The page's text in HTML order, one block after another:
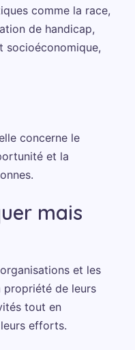
comme la race,
de handicap,
socioéconomique,
concerne le
et la
mais
et les
propriété de leurs
tout en
efforts.